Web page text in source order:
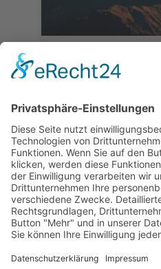
Poon Hill Trek
5 Tage ab/ bis Pokhara
ab 680,— €